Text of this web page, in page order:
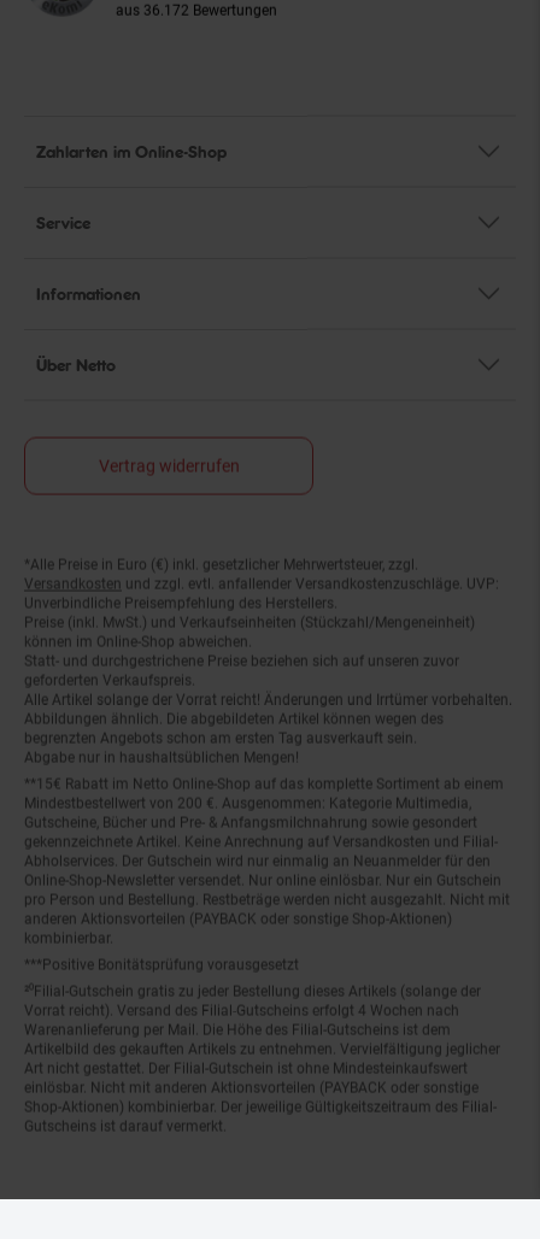
aus 36.172 Bewertungen
Zahlarten im Online-Shop
Service
Informationen
Über Netto
Vertrag widerrufen
Fußnoten
*Alle Preise in Euro (€) inkl. gesetzlicher Mehrwertsteuer, zzgl.
Versandkosten und zzgl. evtl. anfallender Versandkostenzuschläge. UVP:
Unverbindliche Preisempfehlung des Herstellers.
Preise (inkl. MwSt.) und Verkaufseinheiten (Stückzahl/Mengeneinheit)
können im Online-Shop abweichen.
Statt- und durchgestrichene Preise beziehen sich auf unseren zuvor
geforderten Verkaufspreis.
Alle Artikel solange der Vorrat reicht! Änderungen und Irrtümer vorbehalten.
Abbildungen ähnlich. Die abgebildeten Artikel können wegen des
begrenzten Angebots schon am ersten Tag ausverkauft sein.
Abgabe nur in haushaltsüblichen Mengen!
**15€ Rabatt im Netto Online-Shop auf das komplette Sortiment ab einem
Mindestbestellwert von 200 €. Ausgenommen: Kategorie Multimedia,
Gutscheine, Bücher und Pre- & Anfangsmilchnahrung sowie gesondert
gekennzeichnete Artikel. Keine Anrechnung auf Versandkosten und Filial-
Abholservices. Der Gutschein wird nur einmalig an Neuanmelder für den
Online-Shop-Newsletter versendet. Nur online einlösbar. Nur ein Gutschein
pro Person und Bestellung. Restbeträge werden nicht ausgezahlt. Nicht mit
anderen Aktionsvorteilen (PAYBACK oder sonstige Shop-Aktionen)
kombinierbar.
***Positive Bonitätsprüfung vorausgesetzt
²⁰Filial-Gutschein gratis zu jeder Bestellung dieses Artikels (solange der
Vorrat reicht). Versand des Filial-Gutscheins erfolgt 4 Wochen nach
Warenanlieferung per Mail. Die Höhe des Filial-Gutscheins ist dem
Artikelbild des gekauften Artikels zu entnehmen. Vervielfältigung jeglicher
Art nicht gestattet. Der Filial-Gutschein ist ohne Mindesteinkaufswert
einlösbar. Nicht mit anderen Aktionsvorteilen (PAYBACK oder sonstige
Shop-Aktionen) kombinierbar. Der jeweilige Gültigkeitszeitraum des Filial-
Gutscheins ist darauf vermerkt.